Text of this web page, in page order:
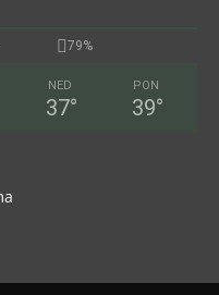
79%
NED
37°
PON
39°